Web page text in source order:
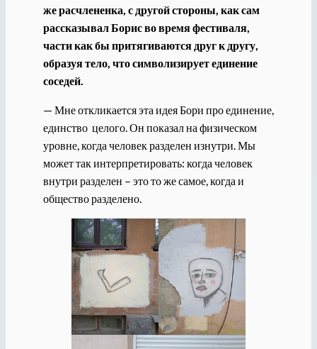
же расчлененка, с другой стороны, как сам
рассказывал Борис во время фестиваля,
части как бы притягиваются друг к другу,
образуя тело, что символизирует единение
соседей.
— Мне откликается эта идея Бори про единение,
единство целого. Он показал на физическом
уровне, когда человек разделен изнутри. Мы
может так интерпретировать: когда человек
внутри разделен – это то же самое, когда и
общество разделено.